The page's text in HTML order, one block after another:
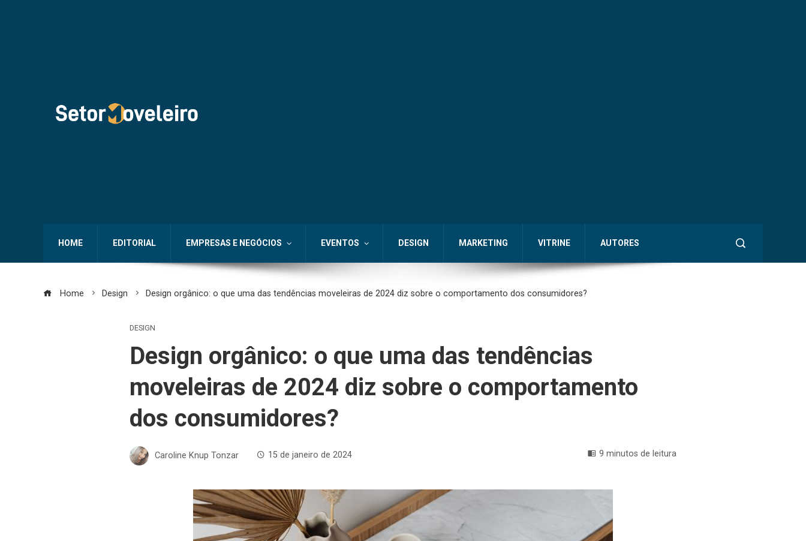
HOME EDITORIAL EMPRESAS E NEGÓCIOS EVENTOS DESIGN MARKETING VITRINE AUTORES
Home Design Design orgânico: o que uma das tendências moveleiras de 2024 diz sobre o comportamento dos consumidores?
DESIGN
Design orgânico: o que uma das tendências
moveleiras de 2024 diz sobre o comportamento
dos consumidores?
Caroline Knup Tonzar 15 de janeiro de 2024 9 minutos de leitura